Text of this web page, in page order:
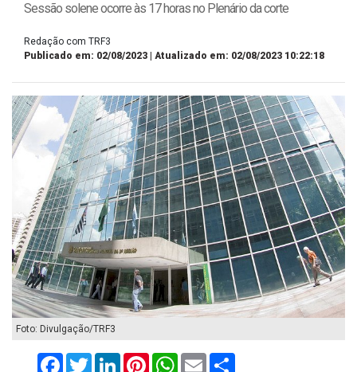
Sessão solene ocorre às 17 horas no Plenário da corte
Redação com TRF3
Publicado em: 02/08/2023 | Atualizado em: 02/08/2023 10:22:18
Foto: Divulgação/TRF3
FacebookTwitterLinkedInPinterestWhatsApp
Email